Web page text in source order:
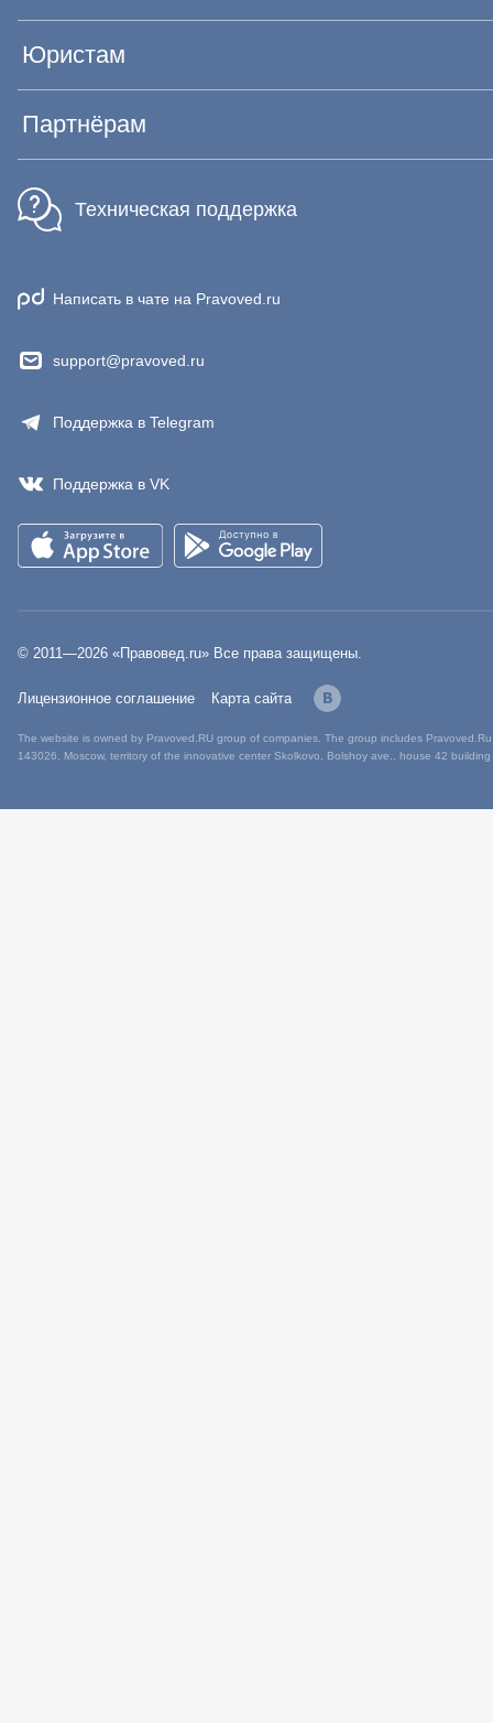
Юристам
Партнёрам
Техническая поддержка
Написать в чате на Pravoved.ru
support@pravoved.ru
Поддержка в Telegram
Поддержка в VK
© 2011—2026 «Правовед.ru» Все права защищены.
Лицензионное соглашение Карта сайта
The website is owned by Pravoved.RU group of companies. The group includes
143026, Moscow, territory of the innovative center Skolkovo, Bolshoy ave., house 42